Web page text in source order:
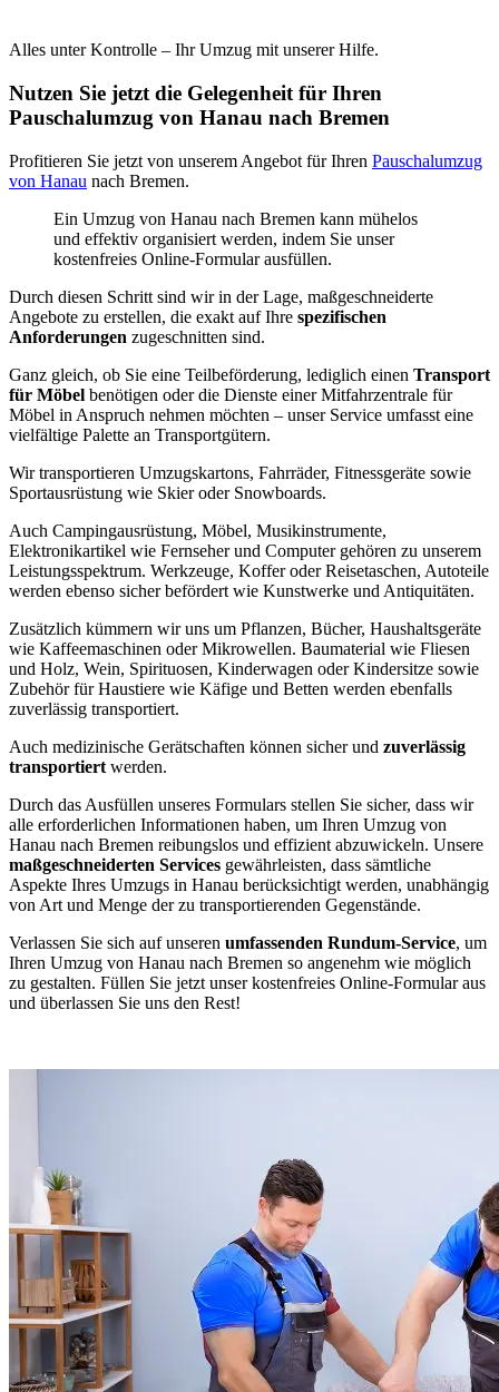
Alles unter Kontrolle – Ihr Umzug mit unserer Hilfe.
Nutzen Sie jetzt die Gelegenheit für Ihren
Pauschalumzug von Hanau nach Bremen
Profitieren Sie jetzt von unserem Angebot für Ihren Pauschalumzug
von Hanau nach Bremen.
Ein Umzug von Hanau nach Bremen kann mühelos
und effektiv organisiert werden, indem Sie unser
kostenfreies Online-Formular ausfüllen.
Durch diesen Schritt sind wir in der Lage, maßgeschneiderte
Angebote zu erstellen, die exakt auf Ihre spezifischen
Anforderungen zugeschnitten sind.
Ganz gleich, ob Sie eine Teilbeförderung, lediglich einen Transport
für Möbel benötigen oder die Dienste einer Mitfahrzentrale für
Möbel in Anspruch nehmen möchten – unser Service umfasst eine
vielfältige Palette an Transportgütern.
Wir transportieren Umzugskartons, Fahrräder, Fitnessgeräte sowie
Sportausrüstung wie Skier oder Snowboards.
Auch Campingausrüstung, Möbel, Musikinstrumente,
Elektronikartikel wie Fernseher und Computer gehören zu unserem
Leistungsspektrum. Werkzeuge, Koffer oder Reisetaschen, Autoteile
werden ebenso sicher befördert wie Kunstwerke und Antiquitäten.
Zusätzlich kümmern wir uns um Pflanzen, Bücher, Haushaltsgeräte
wie Kaffeemaschinen oder Mikrowellen. Baumaterial wie Fliesen
und Holz, Wein, Spirituosen, Kinderwagen oder Kindersitze sowie
Zubehör für Haustiere wie Käfige und Betten werden ebenfalls
zuverlässig transportiert.
Auch medizinische Gerätschaften können sicher und zuverlässig
transportiert werden.
Durch das Ausfüllen unseres Formulars stellen Sie sicher, dass wir
alle erforderlichen Informationen haben, um Ihren Umzug von
Hanau nach Bremen reibungslos und effizient abzuwickeln. Unsere
maßgeschneiderten Services gewährleisten, dass sämtliche
Aspekte Ihres Umzugs in Hanau berücksichtigt werden, unabhängig
von Art und Menge der zu transportierenden Gegenstände.
Verlassen Sie sich auf unseren umfassenden Rundum-Service, um
Ihren Umzug von Hanau nach Bremen so angenehm wie möglich
zu gestalten. Füllen Sie jetzt unser kostenfreies Online-Formular aus
und überlassen Sie uns den Rest!